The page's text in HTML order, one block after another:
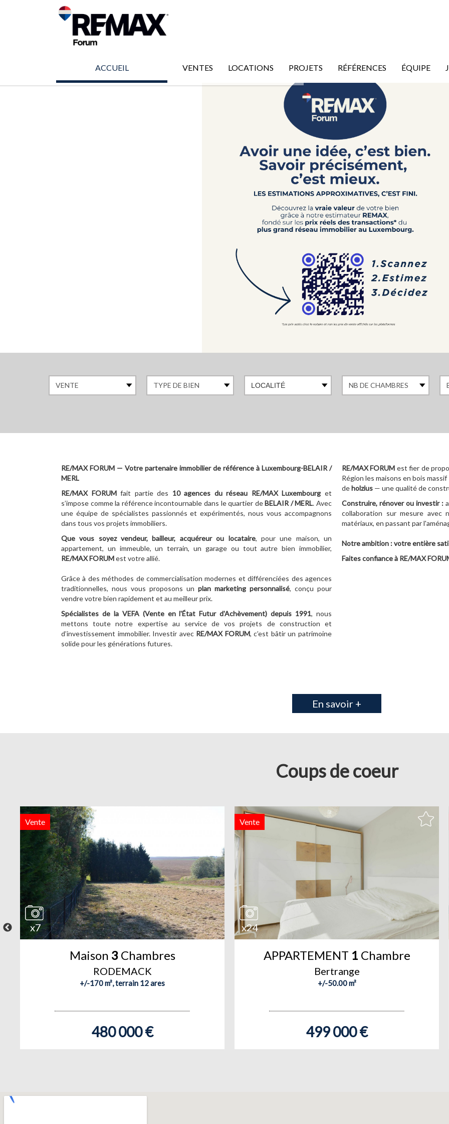
ACCUEIL VENTES LOCATIONS PROJETS RÉFÉRENCES ÉQUIPE
LOCALITÉ
RE/MAX FORUM — Votre partenaire immobilier de référence à Luxembourg-BELAIR /
MERL
RE/MAX FORUMfait partie des 10agences du réseau RE/MAX Luxembourg et
s’impose comme la référence incontournable dans le quartier deBELAIR / MERL. Avec
une équipe de spécialistes passionnés et expérimentés, nous vous accompagnons
dans tous vos projets immobiliers.
Que vous soyez vendeur, bailleur, acquéreur ou locataire, pour une maison, un
appartement, un immeuble, un terrain, un garage ou tout autre bien immobilier,
RE/MAX FORUMest votre allié.
Grâce à des méthodes de commercialisation modernes et différenciées des agences
traditionnelles, nous vous proposons un plan marketing personnalisé, conçu pour
vendre votre bien rapidement et au meilleur prix.
Spécialistes de la VEFA (Vente en l'État Futur d'Achèvement) depuis 1991, nous
mettons toute notre expertise au service de vos projets de construction et
d’investissement immobilier. Investir avec RE/MAX FORUM, c’est bâtir un patrimoine
solide pour les générations futures.
RE/MAX FORUM est fier de
Région les maisons en bois massif
deholzius — une qualité de
Construire, rénover ou investir :
collaboration sur mesure
matériaux, en passant par
Notre ambition : votre entière
Faites confiance à RE/MAX
En savoir +
Coups de coeur
x7
Vente
Maison 3Chambres
RODEMACK
+/-170 m², terrain 12 ares
480 000 €
x24
Vente
APPARTEMENT 1 Chambre
Bertrange
+/-50.00 m²
499 000 €